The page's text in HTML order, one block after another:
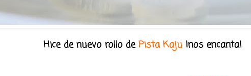
Hice de nuevo rollo dePista Kaju¡nos encanta!